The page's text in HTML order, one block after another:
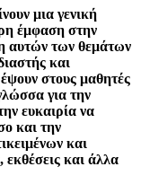
μια γενική
έμφαση στην
αυτών των θεμάτων
και
στους μαθητές
για την
ευκαιρία να
και την
και
εκθέσεις και άλλα